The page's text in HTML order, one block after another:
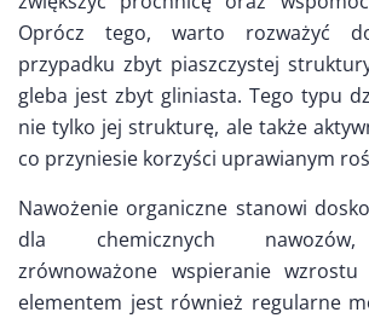
Oprócz tego, warto rozważyć
przypadku zbyt piaszczystej
gleba jest zbyt gliniasta. Tego typu
nie tylko jej strukturę, ale także
co przyniesie korzyści uprawianym
Nawożenie organiczne stanowi
dla chemicznych nawozów,
zrównoważone wspieranie
elementem jest również regularne